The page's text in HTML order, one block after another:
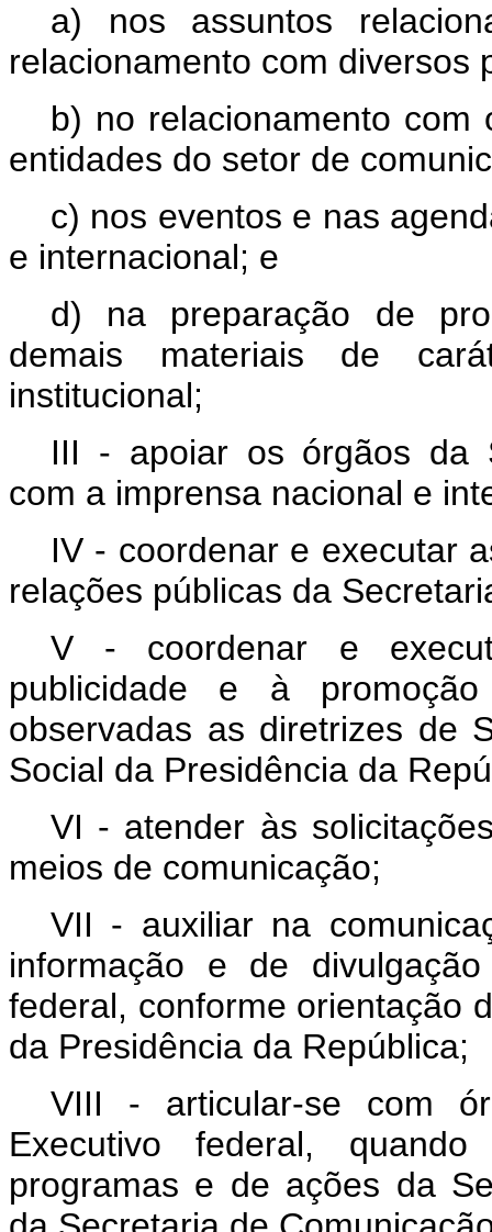
a) nos assuntos
relacionamento com diversos
b) no relacionamento
entidades do setor de
c) nos eventos e nas
e internacional; e
d) na preparação de
demais materiais de
institucional;
III - apoiar os órgãos da
com a imprensa nacional e
IV - coordenar e executar
relações públicas da
V - coordenar e
publicidade e à promoção
observadas as diretrizes de
Social da Presidência da
VI - atender às
meios de comunicação;
VII - auxiliar na
informação e de
federal, conforme orientação
da Presidência da República;
VIII - articular-se com
Executivo federal,
programas e de ações da